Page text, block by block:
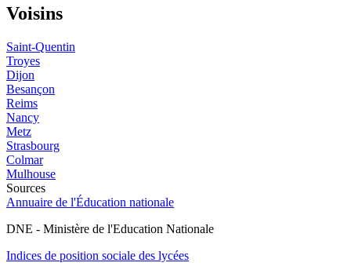
Voisins
Saint-Quentin
Troyes
Dijon
Besançon
Reims
Nancy
Metz
Strasbourg
Colmar
Mulhouse
Sources
Annuaire de l'Éducation nationale
DNE - Ministère de l'Education Nationale
Indices de position sociale des lycées